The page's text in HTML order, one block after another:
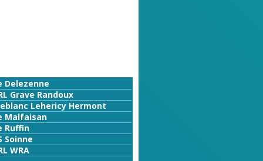
Delezenne
Grave Randoux
Lehericy Hermont
Malfaisan
Ruffin
Soinne
WRA